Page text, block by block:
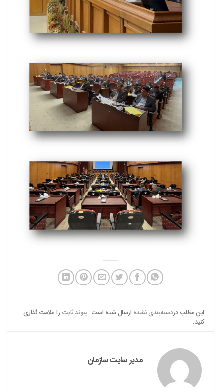
این مطلب دردسته‌بندی نشده ارسال شده است. پیوند ثابت را علامت گذاری
کنید.
مدیر سایت سازمان